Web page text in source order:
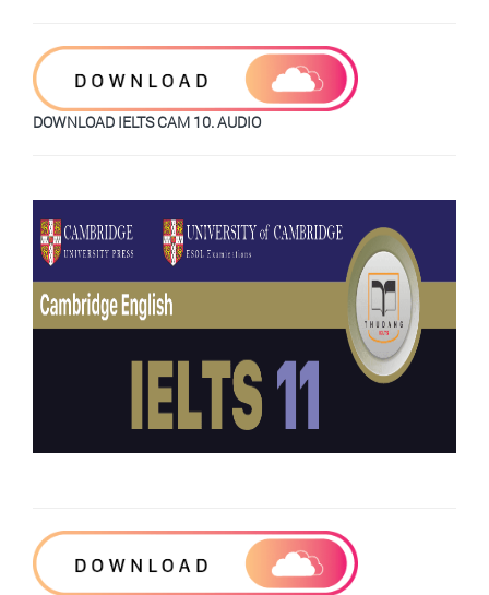
DOWNLOAD IELTS CAM 10. AUDIO